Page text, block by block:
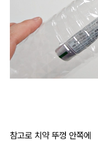
참고로 치약 뚜껑 안쪽에